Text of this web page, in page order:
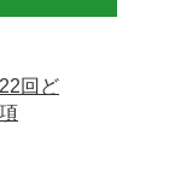
回ど